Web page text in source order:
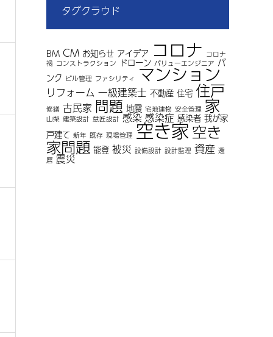
タグクラウド
BM CM お知らせ アイデア コロナ コロナ
禍 コンストラクション ドローン バリューエンジニア バ
ンク ビル管理 ファシリティ マンション
リフォーム 一級建築士 不動産 住宅 住戸
修繕 古民家 問題 地震 宅地建物 安全管理 家
山梨 建築設計 意匠設計 感染 感染症 感染者 我が家
戸建て 新年 既存 現場管理 空き家空き
家問題 能登 被災 設備設計 設計監理 資産 還
暦 震災